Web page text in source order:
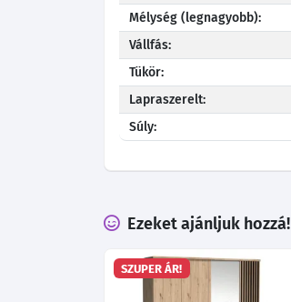
Mélység (legnagyobb):
Vállfás:
Tükör:
Lapraszerelt:
Súly:
Ezeket ajánljuk hozzá!
SZUPER ÁR!